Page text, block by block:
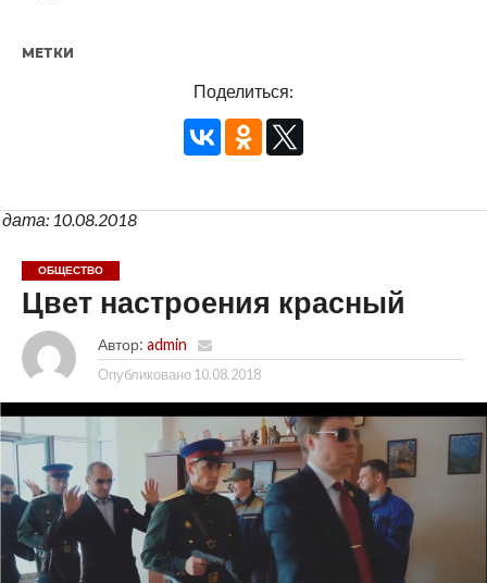
МЕТКИ
Поделиться:
дата: 10.08.2018
ОБЩЕСТВО
Цвет настроения красный
Автор: admin
Опубликовано 10.08.2018